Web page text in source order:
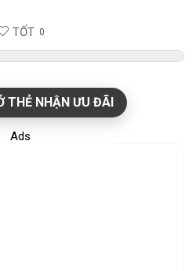
TỐT 0
THẺ NHẬN ƯU ĐÃI
Ads